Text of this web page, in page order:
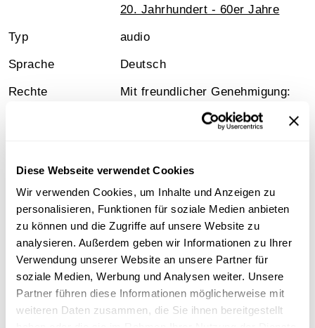
Diese Webseite verwendet Cookies
Wir verwenden Cookies, um Inhalte und Anzeigen zu
personalisieren, Funktionen für soziale Medien anbieten
zu können und die Zugriffe auf unsere Website zu
analysieren. Außerdem geben wir Informationen zu Ihrer
Verwendung unserer Website an unsere Partner für
soziale Medien, Werbung und Analysen weiter. Unsere
Partner führen diese Informationen möglicherweise mit
weiteren Daten zusammen, die Sie ihnen bereitgestellt
20. Jahrhundert - 60er Jahre
Typ audio
Sprache Deutsch
Rechte
Mit freundlicher Genehmigung:
Österreichische Mediathek,
Information
Inhalt
Nachrichten